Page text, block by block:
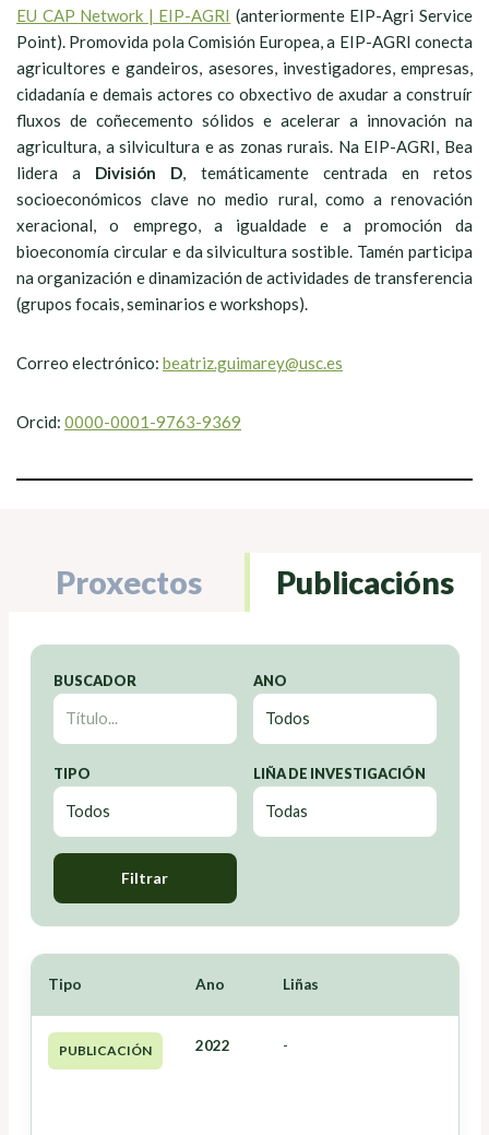
EU CAP Network | EIP-AGRI (anteriormente EIP-Agri Service
Point). Promovida pola Comisión Europea, a EIP-AGRI conecta
agricultores e gandeiros, asesores, investigadores, empresas,
cidadanía e demais actores co obxectivo de axudar a construír
fluxos de coñecemento sólidos e acelerar a innovación na
agricultura, a silvicultura e as zonas rurais. Na EIP-AGRI, Bea
lidera a División D, temáticamente centrada en retos
socioeconómicos clave no medio rural, como a renovación
xeracional, o emprego, a igualdade e a promoción da
bioeconomía circular e da silvicultura sostible. Tamén participa
na organización e dinamización de actividades de transferencia
(grupos focais, seminarios e workshops).
Correo electrónico: beatriz.guimarey@usc.es
Orcid: 0000-0001-9763-9369
Proxectos Publicacións
BUSCADOR ANO
TIPO LIÑA DE INVESTIGACIÓN
Filtrar
Tipo Ano Liñas
PUBLICACIÓN 2022 -